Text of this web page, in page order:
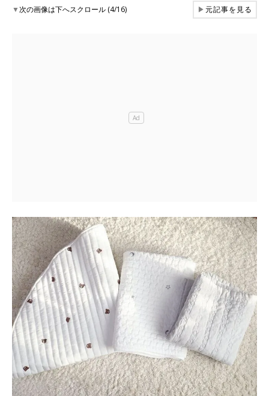
▼次の画像は下へスクロール (4/16) ▶元記事を見る